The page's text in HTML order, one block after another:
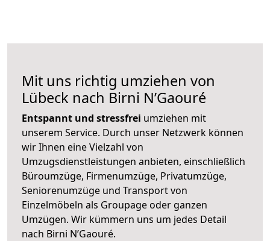
Mit uns richtig umziehen von
Lübeck nach Birni N’Gaouré
Entspannt und stressfrei umziehen mit
unserem Service. Durch unser Netzwerk können
wir Ihnen eine Vielzahl von
Umzugsdienstleistungen anbieten, einschließlich
Büroumzüge, Firmenumzüge, Privatumzüge,
Seniorenumzüge und Transport von
Einzelmöbeln als Groupage oder ganzen
Umzügen. Wir kümmern uns um jedes Detail
nach Birni N’Gaouré.